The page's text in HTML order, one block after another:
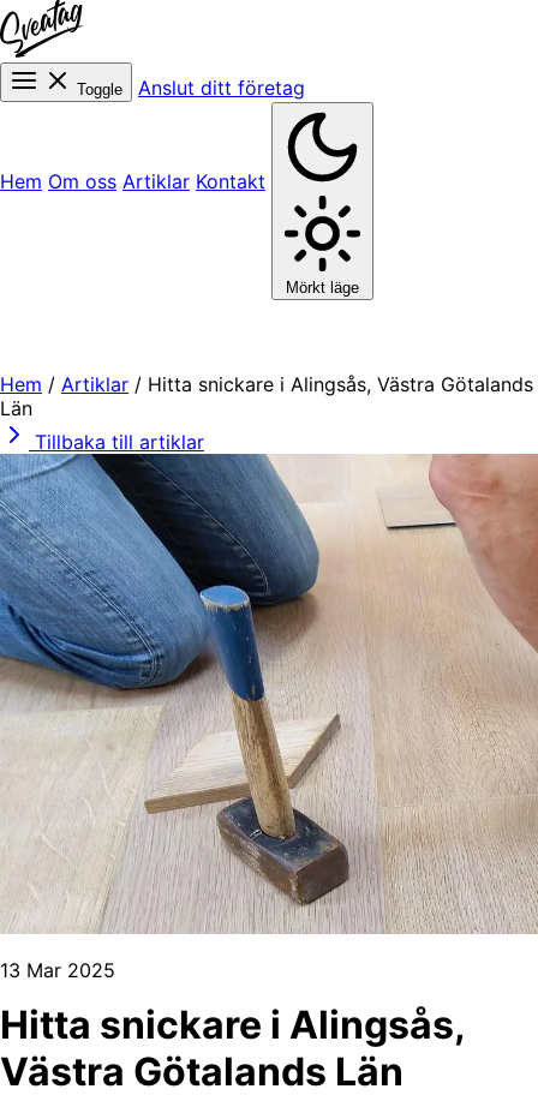
Toggle Anslut ditt företag
Hem Om oss Artiklar Kontakt
Mörkt läge
Hem / Artiklar / Hitta snickare i Alingsås, Västra Götalands
Län
Tillbaka till artiklar
13 Mar 2025
Hitta snickare i Alingsås,
Västra Götalands Län